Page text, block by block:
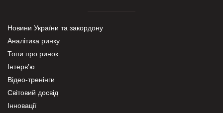
Новини України та закордону
Аналітика ринку
Топи про ринок
Інтерв’ю
Відео-тренінги
Світовий досвід
Інновації